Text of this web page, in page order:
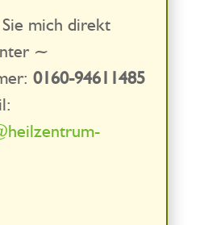
mich direkt
~
0160-94611485